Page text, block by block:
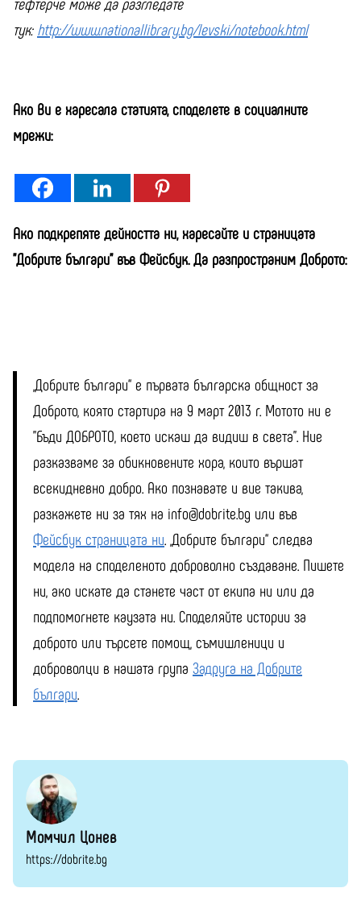
тук: http://www.nationallibrary.bg/levski/notebook.html
Ако Ви е харесала статията, споделете в социалните
мрежи:
Ако подкрепяте дейността ни, харесайте и страницата
"Добрите българи" във Фейсбук. Да разпространим Доброто:
„Добрите българи“ е първата българска общност за
Доброто, която стартира на 9 март 2013 г. Мотото ни е
"Бъди ДОБРОТО, което искаш да видиш в света". Ние
разказваме за обикновените хора, които вършат
всекидневно добро. Ако познавате и вие такива,
разкажете ни за тях на info@dobrite.bg или във
Фейсбук страницата ни. „Добрите българи“ следва
модела на споделеното доброволно създаване. Пишете
ни, ако искате да станете част от екипа ни или да
подпомогнете каузата ни. Споделяйте истории за
доброто или търсете помощ, съмишленици и
доброволци в нашата група Задруга на Добрите
българи.
Момчил Цонев
https://dobrite.bg